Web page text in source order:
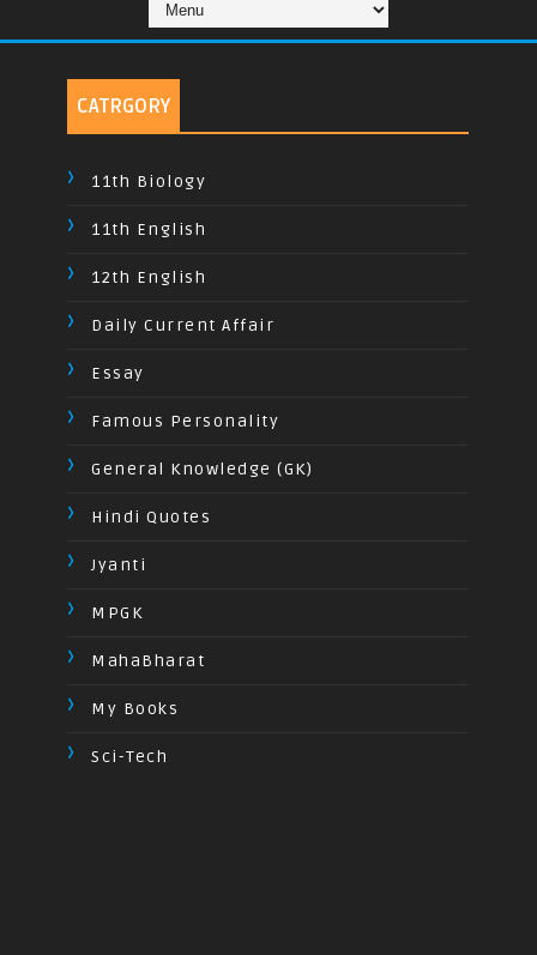
CATRGORY
11th Biology
11th English
12th English
Daily Current Affair
Essay
Famous Personality
General Knowledge (GK)
Hindi Quotes
Jyanti
MPGK
MahaBharat
My Books
Sci-Tech